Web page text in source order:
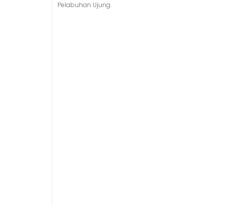
Pelabuhan Ujung.